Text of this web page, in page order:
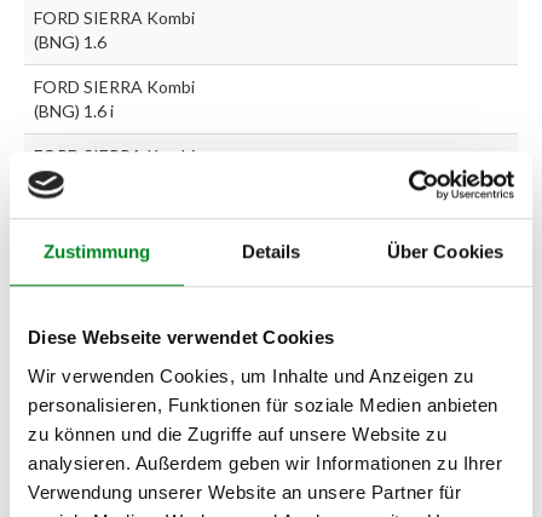
Zustimmung Details Über Cookies
Diese Webseite verwendet Cookies
Wir verwenden Cookies, um Inhalte und Anzeigen zu
personalisieren, Funktionen für soziale Medien anbieten
zu können und die Zugriffe auf unsere Website zu
analysieren. Außerdem geben wir Informationen zu Ihrer
Verwendung unserer Website an unsere Partner für
FORD SIERRA Kombi
(BNG) 1.6
FORD SIERRA Kombi
(BNG) 1.6 i
FORD SIERRA Kombi
(BNG) 1.8
FORD SIERRA Kombi
(BNG) 1.8 TD
FORD SIERRA Kombi
(BNG) 2.0 i
FORD SIERRA Kombi
(BNG) 2.0 i CAT
FORD SIERRA Kombi